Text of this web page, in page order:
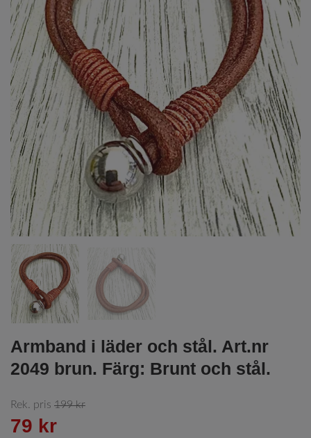
Armband i läder och stål. Art.nr
2049 brun. Färg: Brunt och stål.
Rek. pris 199 kr
79 kr